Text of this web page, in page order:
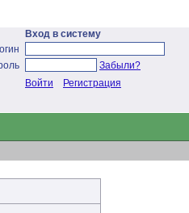
Вход в систему
Забыли?
Войти
Регистрация